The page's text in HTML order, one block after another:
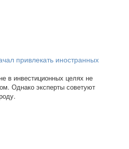
привлекать иностранных
в инвестиционных целях не
Однако эксперты советуют